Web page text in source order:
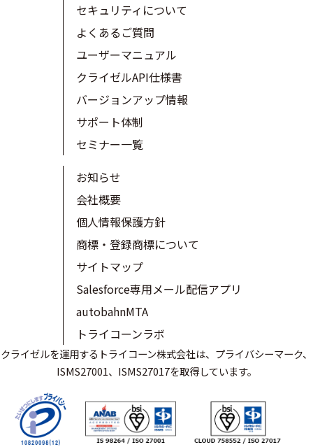
セキュリティについて
よくあるご質問
ユーザーマニュアル
クライゼルAPI仕様書
バージョンアップ情報
サポート体制
セミナー一覧
お知らせ
会社概要
個人情報保護方針
商標・登録商標について
サイトマップ
Salesforce専用メール配信アプリ
autobahnMTA
トライコーンラボ
クライゼルを運用するトライコーン株式会社は、プライバシーマーク、
ISMS27001、ISMS27017を取得しています。